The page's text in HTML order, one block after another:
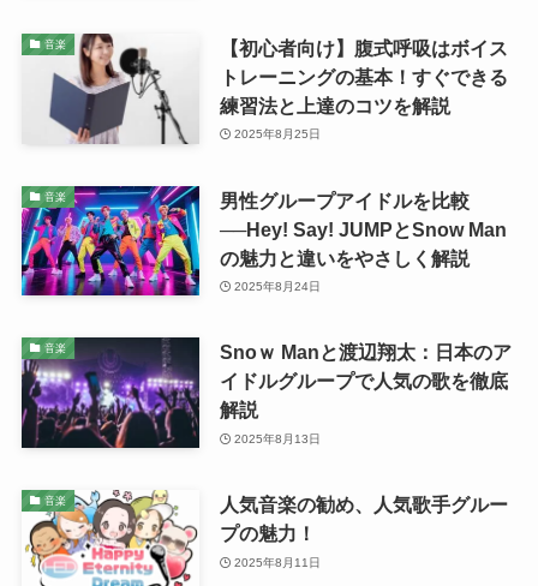
音楽
【初心者向け】腹式呼吸はボイス
トレーニングの基本！すぐできる
練習法と上達のコツを解説
2025年8月25日
音楽
男性グループアイドルを比較
──Hey! Say! JUMPとSnow Man
の魅力と違いをやさしく解説
2025年8月24日
音楽
Snoｗ Manと渡辺翔太：日本のア
イドルグループで人気の歌を徹底
解説
2025年8月13日
音楽
人気音楽の勧め、人気歌手グルー
プの魅力！
2025年8月11日